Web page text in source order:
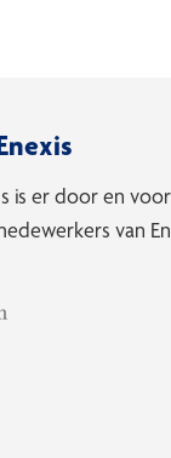
is er door en
van